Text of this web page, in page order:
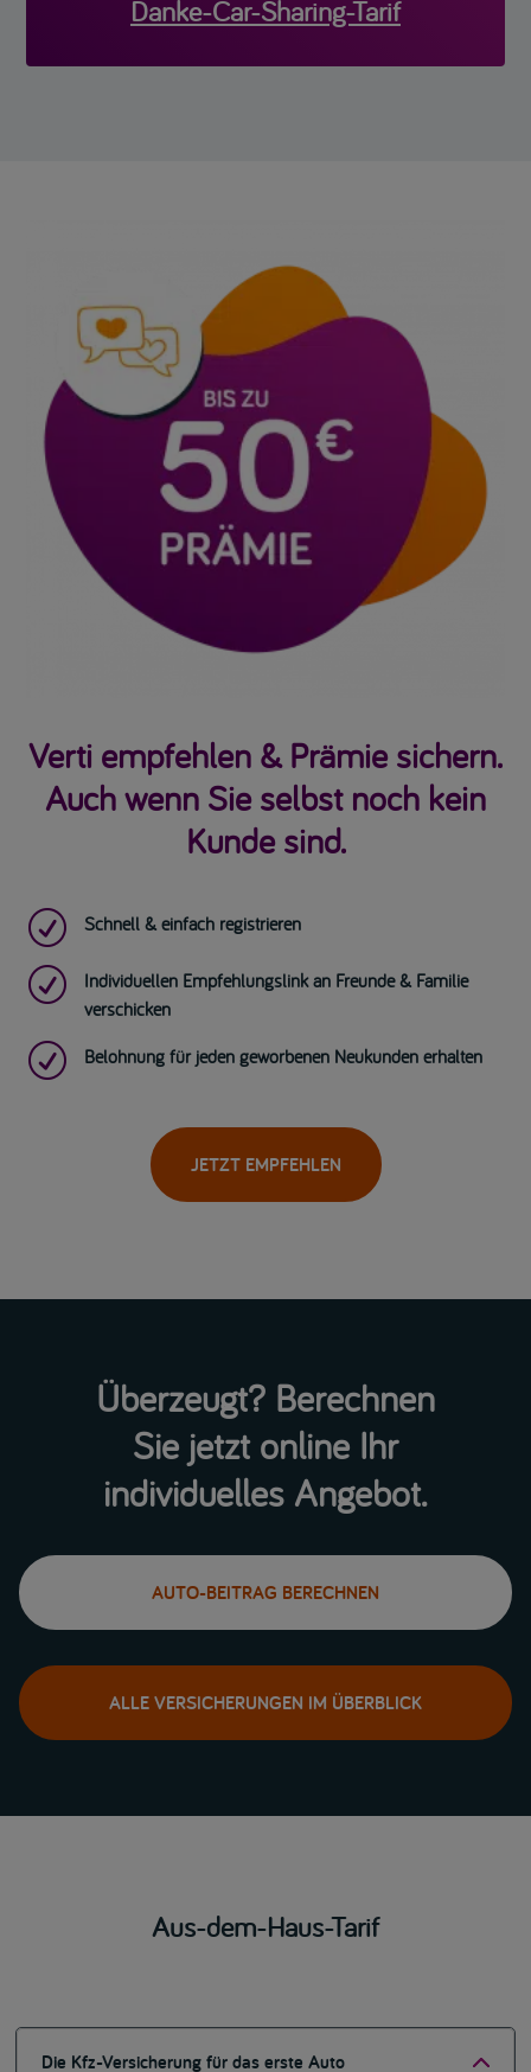
Danke-Car-Sharing-Tarif
Verti empfehlen & Prämie sichern.
Auch wenn Sie selbst noch kein
Kunde sind.
R Schnell & einfach registrieren
R
Individuellen Empfehlungslink an Freunde & Familie
verschicken
R Belohnung für jeden geworbenen Neukunden erhalten
JETZT EMPFEHLEN
Überzeugt? Berechnen
Sie jetzt online Ihr
individuelles Angebot.
AUTO-BEITRAG BERECHNEN
ALLE VERSICHERUNGEN IM ÜBERBLICK
Aus-dem-Haus-Tarif
Die Kfz-Versicherung für das erste Auto